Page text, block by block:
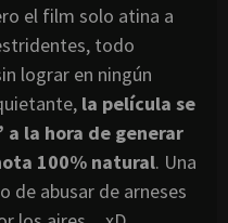
el film solo atina a
todo
lograr en ningún
la película se
a la hora de generar
100% natural. Una
de abusar de arneses